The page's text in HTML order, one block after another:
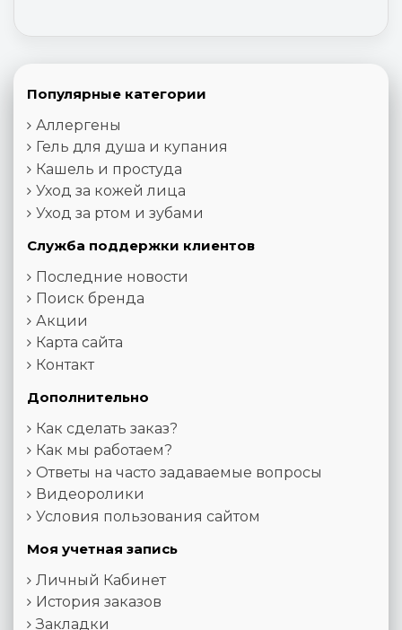
Популярные категории
Аллергены
Гель для душа и купания
Кашель и простуда
Уход за кожей лица
Уход за ртом и зубами
Служба поддержки клиентов
Последние новости
Поиск бренда
Акции
Карта сайта
Контакт
Дополнительно
Как сделать заказ?
Как мы работаем?
Ответы на часто задаваемые вопросы
Видеоролики
Условия пользования сайтом
Моя учетная запись
Личный Кабинет
История заказов
Закладки